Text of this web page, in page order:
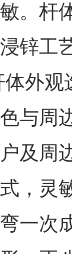
。杆
锌工
外观
与周
及周
，灵
一次